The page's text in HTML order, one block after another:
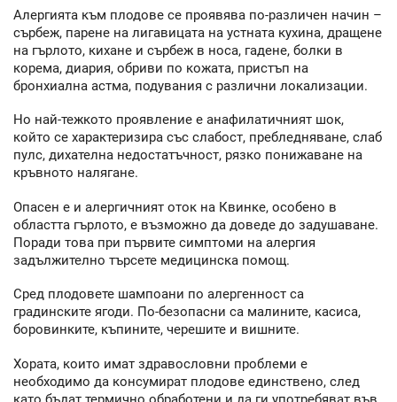
Алергията към плодове се проявява по-различен начин –
сърбеж, парене на лигавицата на устната кухина, дращене
на гърлото, кихане и сърбеж в носа, гадене, болки в
корема, диария, обриви по кожата, пристъп на
бронхиална астма, подувания с различни локализации.
Но най-тежкото проявление е анафилатичният шок,
който се характеризира със слабост, пребледняване, слаб
пулс, дихателна недостатъчност, рязко понижаване на
кръвното налягане.
Опасен е и алергичният оток на Квинке, особено в
областта гърлото, е възможно да доведе до задушаване.
Поради това при първите симптоми на алергия
задължително търсете медицинска помощ.
Сред плодовете шампоани по алергенност са
градинските ягоди. По-безопасни са малините, касиса,
боровинките, къпините, черешите и вишните.
Хората, които имат здравословни проблеми е
необходимо да консумират плодове единствено, след